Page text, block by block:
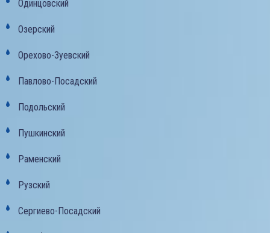
Одинцовский
Озерский
Орехово-Зуевский
Павлово-Посадский
Подольский
Пушкинский
Раменский
Рузский
Сергиево-Посадский